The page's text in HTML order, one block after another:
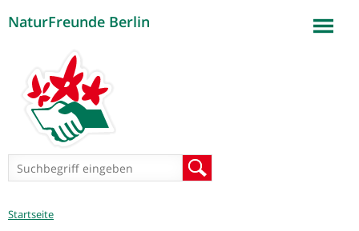
NaturFreunde Berlin
Suchformular
Sie
Startseite